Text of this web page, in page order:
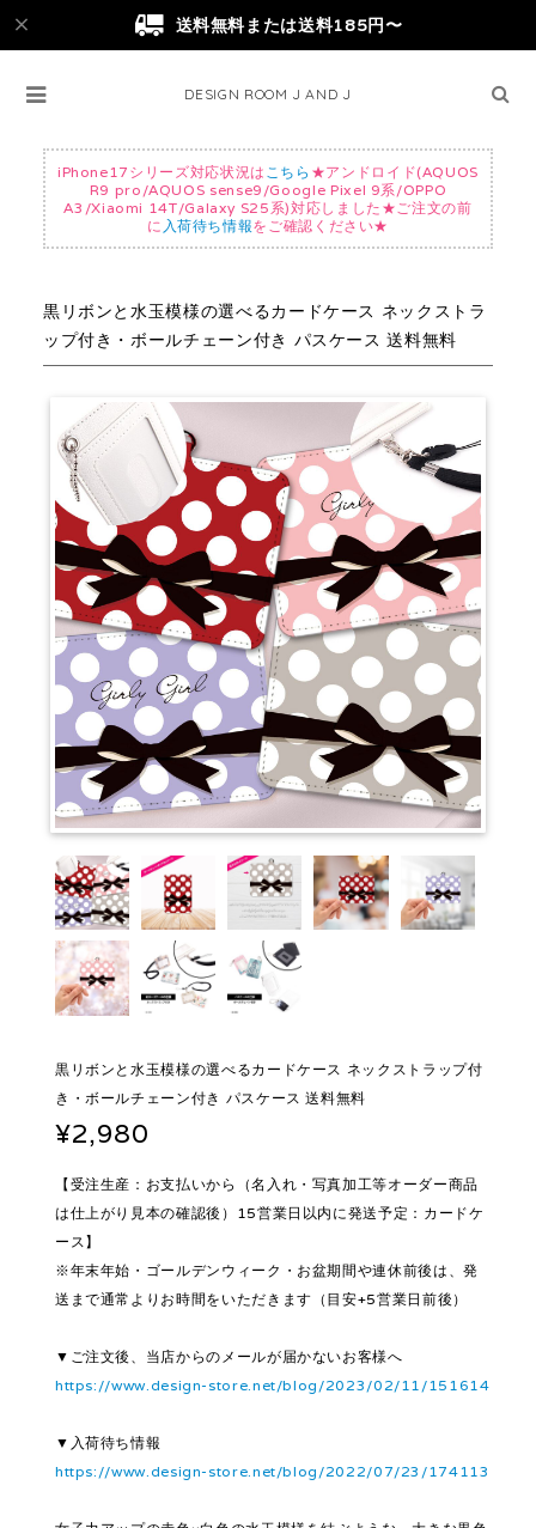
送料無料または送料185円〜
DESIGN ROOM J AND J
iPhone17シリーズ対応状況は こちら ★アンドロイド(AQUOS
R9 pro/AQUOS sense9/Google Pixel 9系/OPPO
A3/Xiaomi 14T/Galaxy S25系)対応しました★ご注文の前
に 入荷待ち情報をご確認ください★
黒リボンと水玉模様の選べるカードケース ネックストラ
ップ付き・ボールチェーン付き パスケース 送料無料
黒リボンと水玉模様の選べるカードケース ネックストラップ付
き・ボールチェーン付き パスケース 送料無料
¥2,980
【受注生産：お支払いから（名入れ・写真加工等オーダー商品
は仕上がり見本の確認後）15営業日以内に発送予定：カードケ
ース】
※年末年始・ゴールデンウィーク・お盆期間や連休前後は、発
送まで通常よりお時間をいただきます（目安+5営業日前後）
▼ご注文後、当店からのメールが届かないお客様へ
https://www.design-store.net/blog/2023/02/11/151614
▼入荷待ち情報
https://www.design-store.net/blog/2022/07/23/174113